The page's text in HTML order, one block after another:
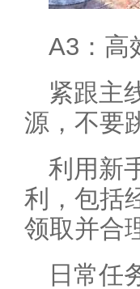
A3：高
紧跟主
源，不要
利用新
利，包括
领取并合
日常任